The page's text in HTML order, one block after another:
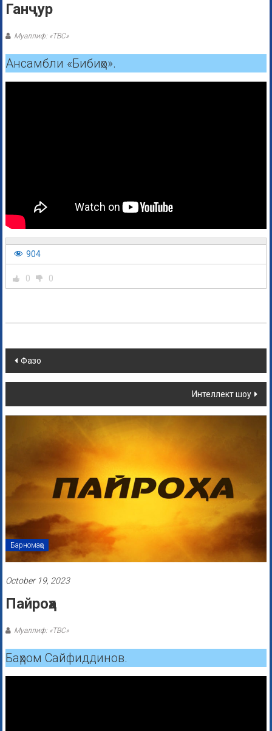
Ганҷур
Муаллиф: «ТВС»
Ансамбли «Бибиҳо».
904
0 0
Фазо
Интеллект шоу
Барномаҳо
October 19, 2023
Пайроҳа
Муаллиф: «ТВС»
Баҳром Сайфиддинов.